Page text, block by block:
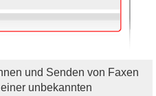
und Senden von Faxen
unbekannten